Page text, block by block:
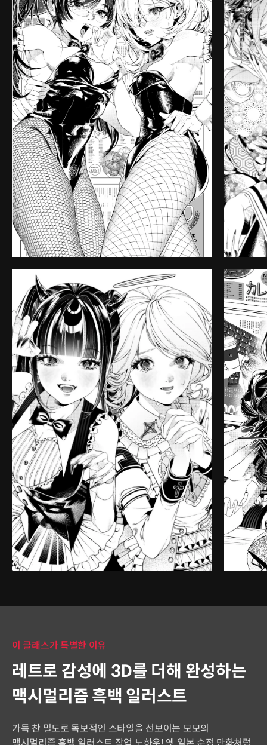
이 클래스가 특별한 이유
레트로 감성에 3D를 더해 완성하는
맥시멀리즘 흑백 일러스트
가득 찬 밀도로 독보적인 스타일을 선보이는 모모의